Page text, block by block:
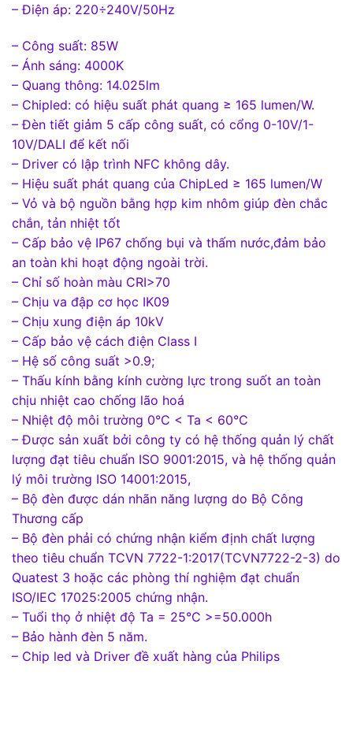
– Điện áp: 220÷240V/50Hz
– Công suất: 85W
– Ánh sáng: 4000K
– Quang thông: 14.025lm
– Chipled: có hiệu suất phát quang ≥ 165 lumen/W.
– Đèn tiết giảm 5 cấp công suất, có cổng 0-10V/1-
10V/DALI để kết nối
– Driver có lập trình NFC không dây.
– Hiệu suất phát quang của ChipLed ≥ 165 lumen/W
– Vỏ và bộ nguồn bằng hợp kim nhôm giúp đèn chắc
chắn, tản nhiệt tốt
– Cấp bảo vệ IP67 chống bụi và thấm nước,đảm bảo
an toàn khi hoạt động ngoài trời.
– Chỉ số hoàn màu CRI>70
– Chịu va đập cơ học IK09
– Chịu xung điện áp 10kV
– Cấp bảo vệ cách điện Class I
– Hệ số công suất >0.9;
– Thấu kính bằng kính cường lực trong suốt an toàn
chịu nhiệt cao chống lão hoá
– Nhiệt độ môi trường 0°C < Ta < 60°C
– Được sản xuất bởi công ty có hệ thống quản lý chất
lượng đạt tiêu chuẩn ISO 9001:2015, và hệ thống quản
lý môi trường ISO 14001:2015,
– Bộ đèn được dán nhãn năng lượng do Bộ Công
Thương cấp
– Bộ đèn phải có chứng nhận kiểm định chất lượng
theo tiêu chuẩn TCVN 7722-1:2017(TCVN7722-2-3) do
Quatest 3 hoặc các phòng thí nghiệm đạt chuẩn
ISO/IEC 17025:2005 chứng nhận.
– Tuổi thọ ở nhiệt độ Ta = 25°C >=50.000h
– Bảo hành đèn 5 năm.
– Chip led và Driver đề xuất hàng của Philips